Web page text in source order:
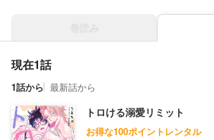
現在1話
1話から 最新話から
トロける溺愛リミット
お得な100ポイントレンタル